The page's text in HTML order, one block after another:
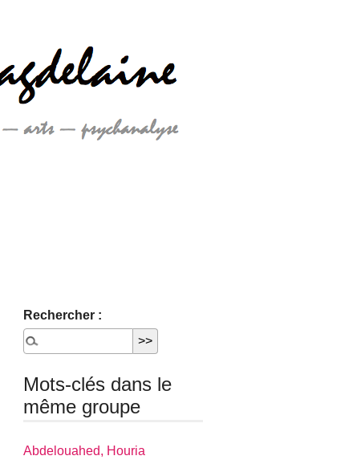
Rechercher :
Mots-clés dans le
même groupe
Abdelouahed, Houria